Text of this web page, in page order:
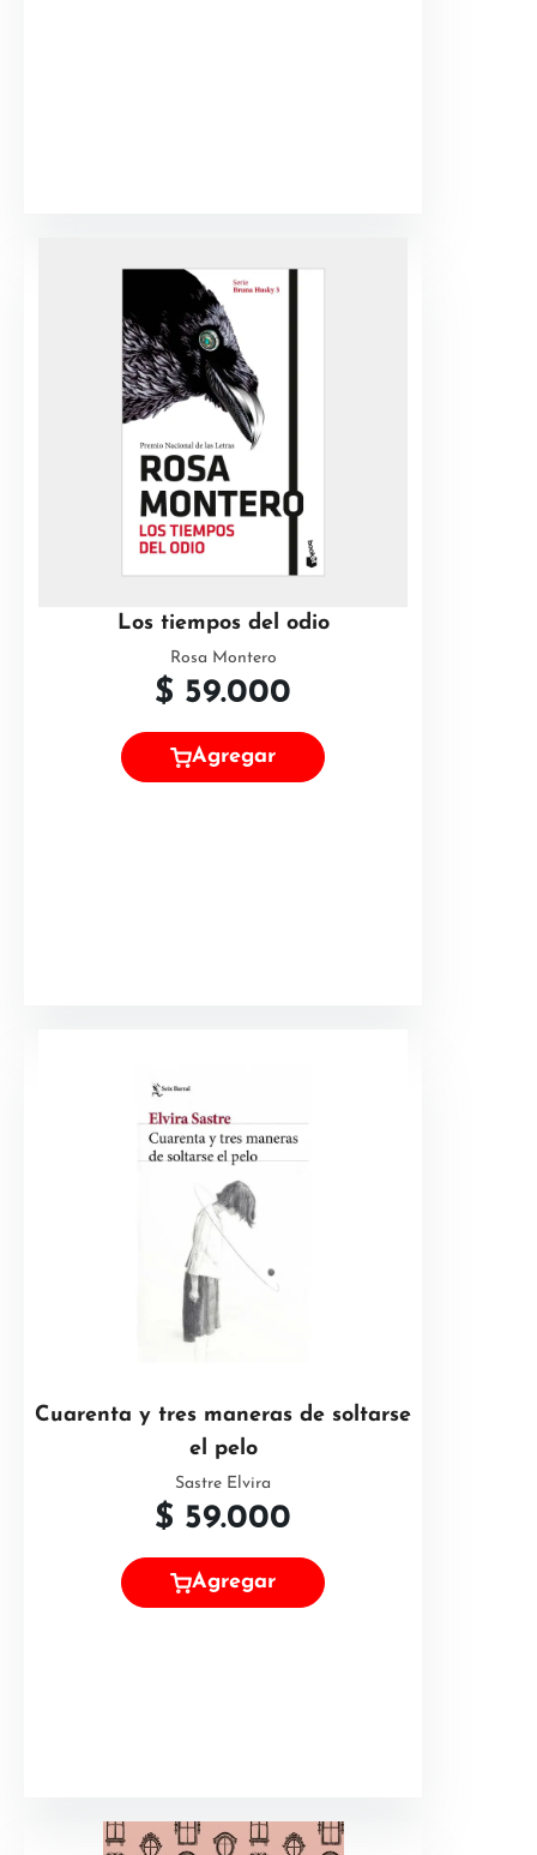
Los tiempos del odio
Rosa Montero
$ 59.000
Agregar
Cuarenta y tres maneras de soltarse
el pelo
Sastre Elvira
$ 59.000
Agregar